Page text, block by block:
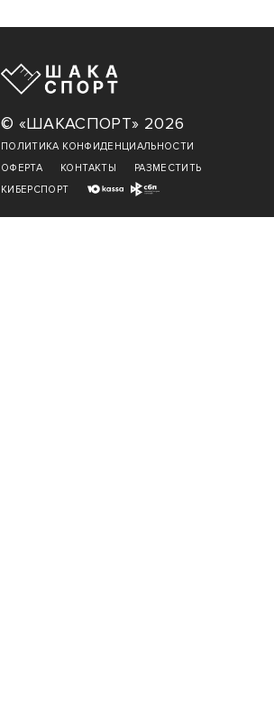
© «ШАКАСПОРТ» 2026
ПОЛИТИКА КОНФИДЕНЦИАЛЬНОСТИ
ОФЕРТА
КОНТАКТЫ
РАЗМЕСТИТЬ
КИБЕРСПОРТ